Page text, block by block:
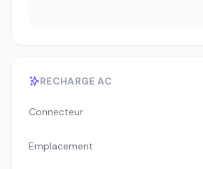
RECHARGE AC
Connecteur
Emplacement